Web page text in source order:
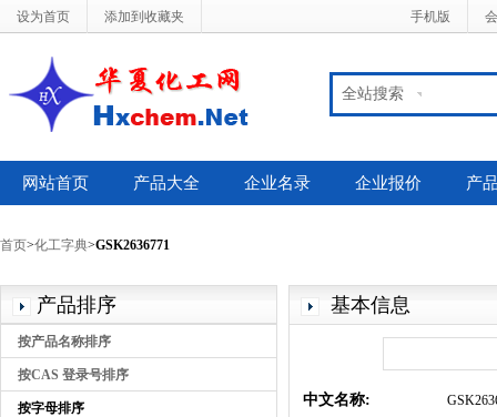
设为首页 添加到收藏夹 手机版
全站搜索
网站首页 产品大全 企业名录 企业报价 产
首页>化工字典>GSK2636771
产品排序
按产品名称排序
按CAS 登录号排序
按字母排序
基本信息
中文名称: